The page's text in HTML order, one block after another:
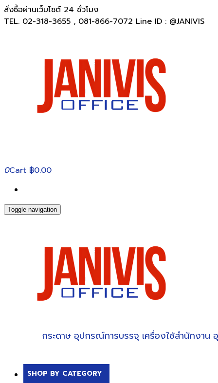
สั่งซื้อผ่านเว็บไซต์ 24 ชั่วโมง
TEL. 02-318-3655 , 081-866-7072 Line ID : @JANIVIS
0Cart ฿0.00
Toggle navigation
กระดาษ อุปกรณ์การบรรจุ เครื่องใช้สำนักงาน
SHOP BY CATEGORY